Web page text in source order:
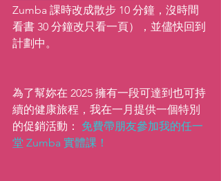
Zumba 課時改成散步 10 分鐘，沒時間
看書 30 分鐘改只看一頁），並儘快回到
計劃中。
為了幫妳在 2025 擁有一段可達到也可持
續的健康旅程，我在一月提供一個特別
的促銷活動： 免費帶朋友參加我的任一
堂 Zumba 實體課！